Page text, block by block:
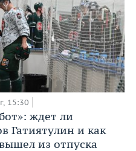
15:30
ждет ли
Гатиятулин и как
из отпуска